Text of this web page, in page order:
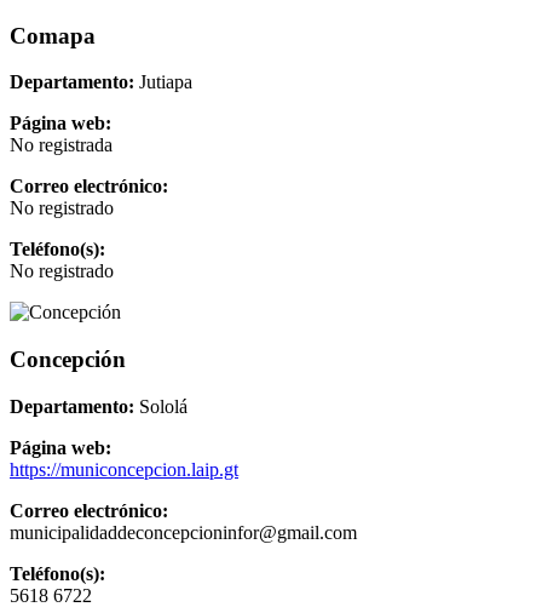
Comapa
Departamento: Jutiapa
Página web:
No registrada
Correo electrónico:
No registrado
Teléfono(s):
No registrado
Concepción
Departamento: Sololá
Página web:
https://municoncepcion.laip.gt
Correo electrónico:
municipalidaddeconcepcioninfor@gmail.com
Teléfono(s):
5618 6722